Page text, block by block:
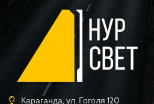
Караганда, ул. Гоголя 120